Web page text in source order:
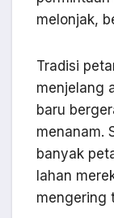
melonjak,
Tradisi
menjelang
baru
menanam.
banyak
lahan
mengering